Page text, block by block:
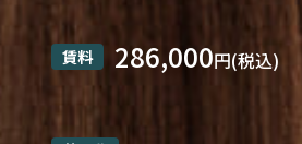
賃料 286,000円(税込)